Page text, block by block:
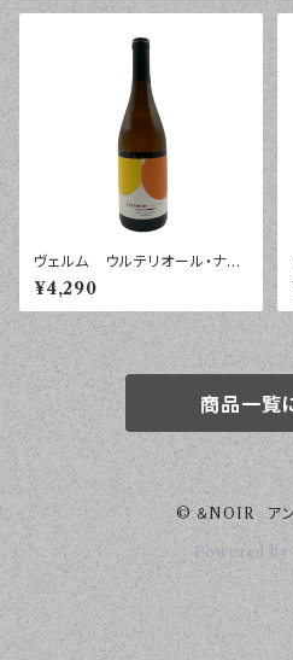
ヴェルム ウルテリオール・ナラ
ンハ カスティーリャ・ラ・マンチ
ャ ２０２３年 ７５０ｍｌ
¥4,290
商品一覧
© ＆NOIR アン
Powered by